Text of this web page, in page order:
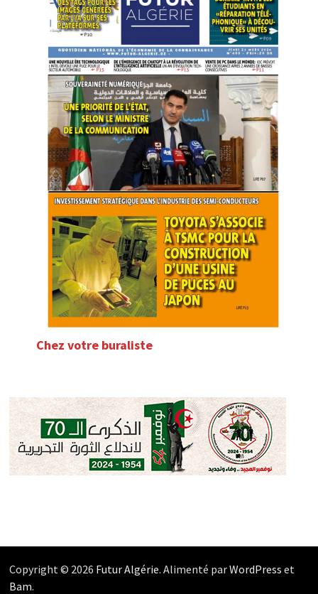
Chez votre buraliste
Copyright © 2026 Futur Algérie. Alimenté parWordPress et
Bam.